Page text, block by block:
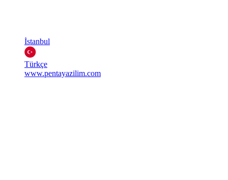
İstanbul
Türkçe
www.pentayazilim.com